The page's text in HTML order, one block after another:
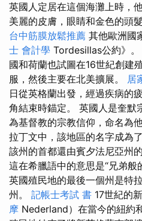
英國人定居在這個海灘上時，
美麗的皮膚，眼睛和金色的頭
台中筋膜放鬆推薦 其他歐洲國
士 會計學 Tordesillas公約》。
國和荷蘭也試圖在16世紀創建
服，然後主要在北美擴展。 居
日從英格蘭出發，經過疾病的
角結束時錨定。 英國人是奎默
為基督教的宗教信仰，命名為
拉丁文中，該地區的名字成為
該州的首都還由賓夕法尼亞州
這在希臘語中的意思是“兄弟般
英國殖民地的最後一個州是特
州。 記帳士考試 書 17世紀的
摩 Nederland）在當今的紐約